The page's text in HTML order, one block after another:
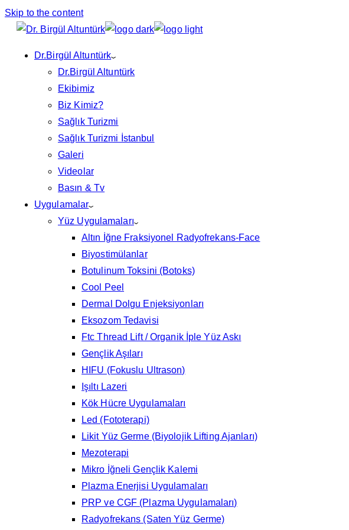
Skip to the content
Dr.Birgül Altuntürk
Dr.Birgül Altuntürk
Ekibimiz
Biz Kimiz?
Sağlık Turizmi
Sağlık Turizmi İstanbul
Galeri
Videolar
Basın & Tv
Uygulamalar
Yüz Uygulamaları
Altın İğne Fraksiyonel Radyofrekans-Face
Biyostimülanlar
Botulinum Toksini (Botoks)
Cool Peel
Dermal Dolgu Enjeksiyonları
Eksozom Tedavisi
Ftc Thread Lift / Organik İple Yüz Askı
Gençlik Aşıları
HIFU (Fokuslu Ultrason)
Işıltı Lazeri
Kök Hücre Uygulamaları
Led (Fototerapi)
Likit Yüz Germe (Biyolojik Lifting Ajanları)
Mezoterapi
Mikro İğneli Gençlik Kalemi
Plazma Enerjisi Uygulamaları
PRP ve CGF (Plazma Uygulamaları)
Radyofrekans (Saten Yüz Germe)